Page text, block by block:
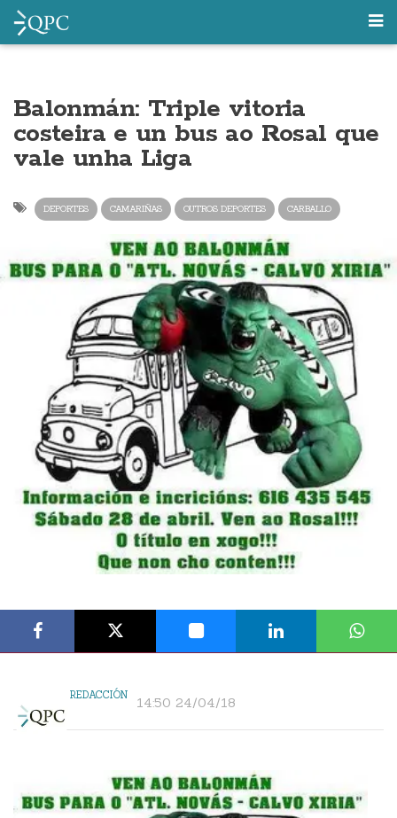
Balonmán: Triple vitoria
costeira e un bus ao Rosal que
vale unha Liga
DEPORTES CAMARIÑAS OUTROS DEPORTES CARBALLO
REDACCIÓN 14:50 24/04/18